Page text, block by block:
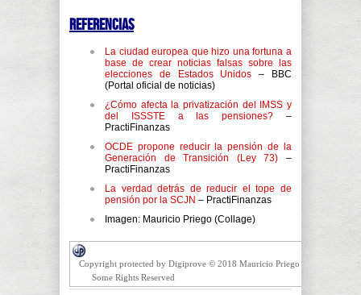
Referencias
La ciudad europea que hizo una fortuna a
base de crear noticias falsas sobre las
elecciones de Estados Unidos – BBC
(Portal oficial de noticias)
¿Cómo afecta la privatización del IMSS y
del ISSSTE a las pensiones? –
PractiFinanzas
OCDE propone reducir la pensión de la
Generación de Transición (Ley 73) –
PractiFinanzas
La verdad detrás de reducir el tope de
pensión por la SCJN – PractiFinanzas
Imagen: Mauricio Priego (Collage)
Copyright protected by Digiprove © 2018 Mauricio Priego
Some Rights Reserved